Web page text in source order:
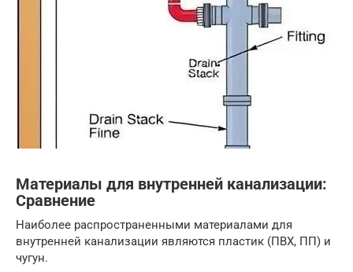
Материалы для внутренней канализации:
Сравнение
Наиболее распространенными материалами для
внутренней канализации являются пластик (ПВХ, ПП) и
чугун.